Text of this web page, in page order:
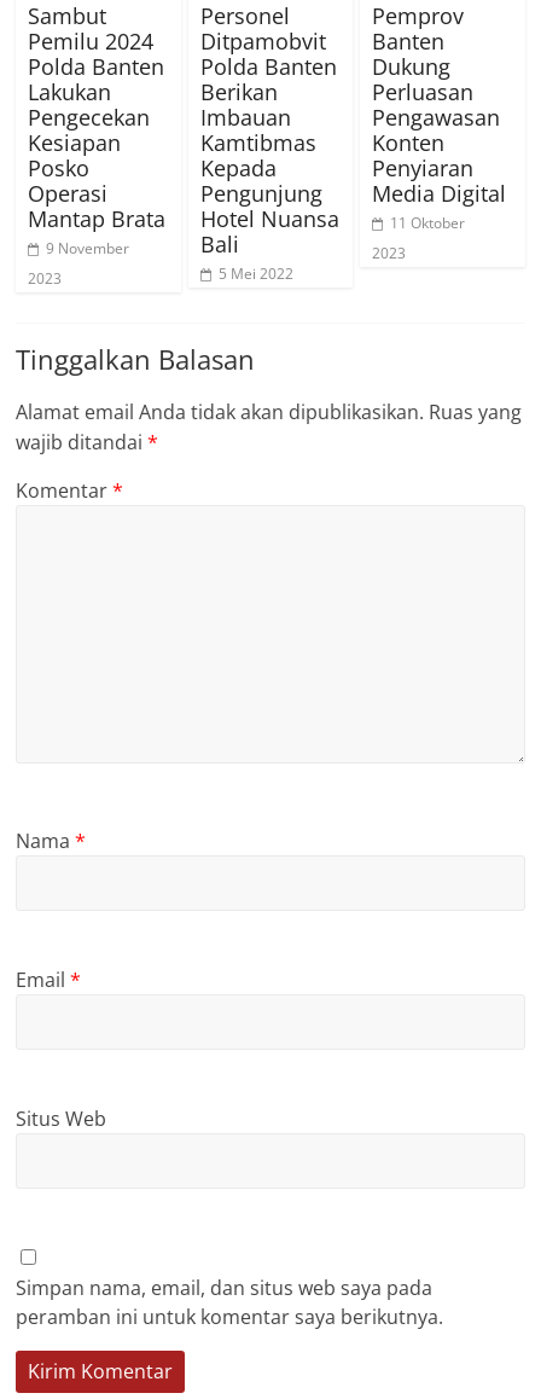
Sambut
Pemilu 2024
Polda Banten
Lakukan
Pengecekan
Kesiapan
Posko
Operasi
Mantap Brata
9 November
2023
Personel
Ditpamobvit
Polda Banten
Berikan
Imbauan
Kamtibmas
Kepada
Pengunjung
Hotel Nuansa
Bali
5 Mei 2022
Pemprov
Banten
Dukung
Perluasan
Pengawasan
Konten
Penyiaran
Media Digital
11 Oktober
2023
Tinggalkan Balasan
Alamat email Anda tidak akan dipublikasikan. Ruas yang
wajib ditandai*
Komentar*
Nama*
Email*
Situs Web
Simpan nama, email, dan situs web saya pada
peramban ini untuk komentar saya berikutnya.